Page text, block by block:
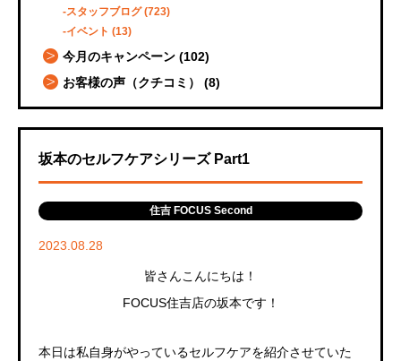
スタッフブログ(723)
イベント (13)
今月のキャンペーン (102)
お客様の声（クチコミ）
(8)
坂本のセルフケアシリーズ Part1
住吉 FOCUS Second
2023.08.28
皆さんこんにちは！
FOCUS住吉店の坂本です！
本日は私自身がやっているセルフケアを紹介させていた